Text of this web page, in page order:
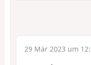
29 Mär 2023 um